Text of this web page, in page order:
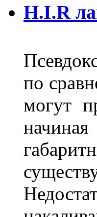
H.I.R
по
могут